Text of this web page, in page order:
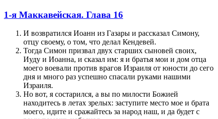
1-я Маккавейская. Глава 16
И воз­вратил­ся Иоанн из Газары и рас­ска­за­л Симону,
отцу своему, о том, что делал Кендевей.
Тогда Симон при­звал двух старших сыновей сво­их,
Иуду и Иоан­на, и сказал им: я и братья мои и дом отца
моего воевали про­тив врагов Израиля от юности до сего
дня и много раз­ успешно спасали руками нашими
Израиля.
Но вот, я состарил­ся, а вы по милости Божией
находитесь в летах зрелых: заступите место мое и брата
моего, идите и сражайтесь за народ наш, и да будет с